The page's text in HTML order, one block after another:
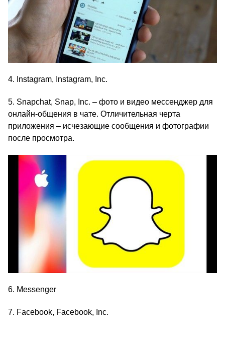
4. Instagram, Instagram, Inc.
5. Snapchat, Snap, Inc. – фото и видео мессенджер для
онлайн-общения в чате. Отличительная черта
приложения – исчезающие сообщения и фотографии
после просмотра.
6. Messenger
7. Facebook, Facebook, Inc.